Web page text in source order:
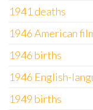
1941 deaths
1946 American
1946 births
1946 English-
1949 births